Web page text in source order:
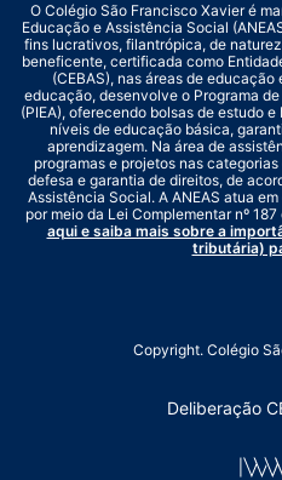
O Colégio São Francisco Xavier é
Educação e Assistência Social
fins lucrativos, filantrópica, de
beneficente, certificada como
(CEBAS), nas áreas de
educação, desenvolve o Programa
(PIEA), oferecendo bolsas de estudo
níveis de educação básica,
aprendizagem. Na área de
programas e projetos nas
defesa e garantia de direitos, de
Assistência Social. A ANEAS atua
por meio da Lei Complementar nº
aqui e saiba mais sobre a
tributária)
Copyright. Colégio
Deliberação